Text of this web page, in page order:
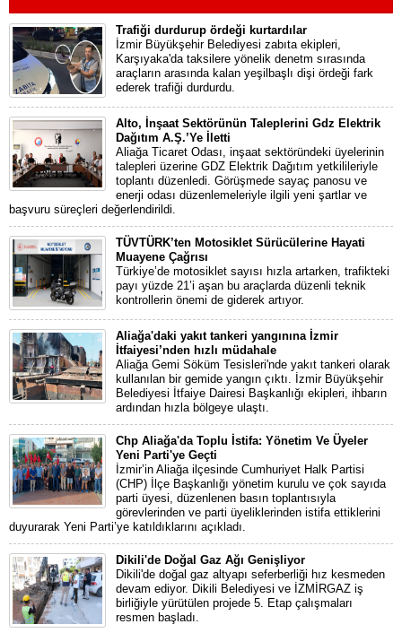
Trafiği durdurup ördeği kurtardılar
İzmir Büyükşehir Belediyesi zabıta ekipleri,
Karşıyaka'da taksilere yönelik denetm sırasında
araçların arasında kalan yeşilbaşlı dişi ördeği fark
ederek trafiği durdurdu.
Alto, İnşaat Sektörünün Taleplerini Gdz Elektrik
Dağıtım A.Ş.’Ye İletti
Aliağa Ticaret Odası, inşaat sektöründeki üyelerinin
talepleri üzerine GDZ Elektrik Dağıtım yetkilileriyle
toplantı düzenledi. Görüşmede sayaç panosu ve
enerji odası düzenlemeleriyle ilgili yeni şartlar ve
başvuru süreçleri değerlendirildi.
TÜVTÜRK’ten Motosiklet Sürücülerine Hayati
Muayene Çağrısı
Türkiye’de motosiklet sayısı hızla artarken, trafikteki
payı yüzde 21’i aşan bu araçlarda düzenli teknik
kontrollerin önemi de giderek artıyor.
Aliağa'daki yakıt tankeri yangınına İzmir
İtfaiyesi’nden hızlı müdahale
Aliağa Gemi Söküm Tesisleri'nde yakıt tankeri olarak
kullanılan bir gemide yangın çıktı. İzmir Büyükşehir
Belediyesi İtfaiye Dairesi Başkanlığı ekipleri, ihbarın
ardından hızla bölgeye ulaştı.
Chp Aliağa'da Toplu İstifa: Yönetim Ve Üyeler
Yeni Parti'ye Geçti
İzmir’in Aliağa ilçesinde Cumhuriyet Halk Partisi
(CHP) İlçe Başkanlığı yönetim kurulu ve çok sayıda
parti üyesi, düzenlenen basın toplantısıyla
görevlerinden ve parti üyeliklerinden istifa ettiklerini
duyurarak Yeni Parti’ye katıldıklarını açıkladı.
Dikili'de Doğal Gaz Ağı Genişliyor
Dikili'de doğal gaz altyapı seferberliği hız kesmeden
devam ediyor. Dikili Belediyesi ve İZMİRGAZ iş
birliğiyle yürütülen projede 5. Etap çalışmaları
resmen başladı.